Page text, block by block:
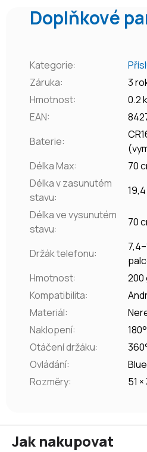
Doplňkové
Kategorie:
Záruka:
3
Hmotnost:
0.2
EAN:
Baterie:
Délka Max:
70
Délka v zasunutém
stavu:
Délka ve vysunutém
stavu:
70
Držák telefonu:
Hmotnost:
200
Kompatibilita:
Materiál:
Naklopení:
180°
Otáčení držáku:
Ovládání:
Rozměry: 51
Jak nakupovat